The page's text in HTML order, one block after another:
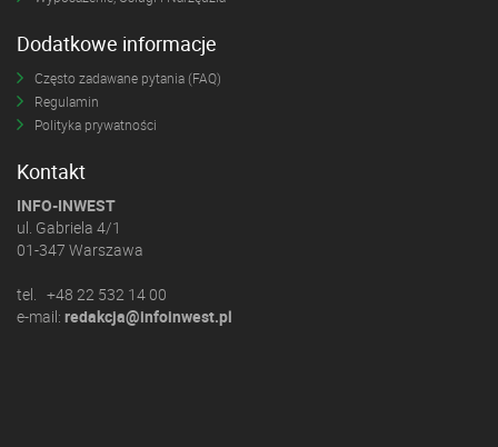
Dodatkowe informacje
Często zadawane pytania (FAQ)
Regulamin
Polityka prywatności
Kontakt
INFO-INWEST
ul. Gabriela 4/1
01-347 Warszawa
tel. +48 22 532 14 00
e-mail: redakcja@infoinwest.pl